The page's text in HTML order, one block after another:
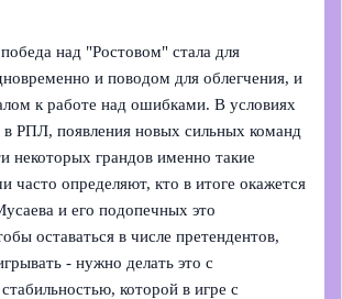
над "Ростовом" стала для
и поводом для облегчения, и
к работе над ошибками. В условиях
РПЛ, появления новых сильных команд
некоторых грандов именно такие
часто определяют, кто в итоге окажется
и его подопечных это
оставаться в числе претендентов,
- нужно делать это с
которой в игре с